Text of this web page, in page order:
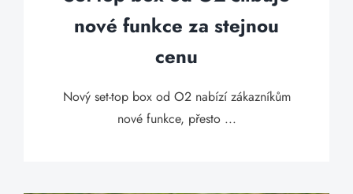
nové funkce za stejnou
cenu
Nový set-top box od O2 nabízí zákazníkům
nové funkce, přesto ...